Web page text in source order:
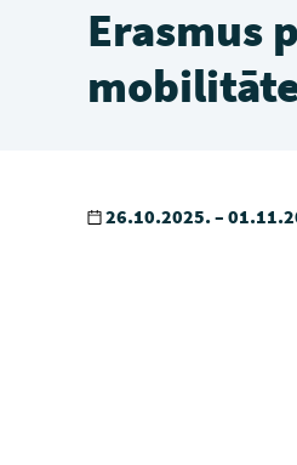
Erasmus
26.10.2025. –